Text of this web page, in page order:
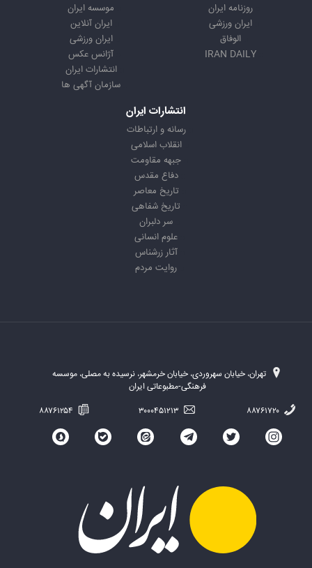
روزنامه ایران
ایران ورزشی
الوفاق
IRAN DAILY
موسسه ایران
ایران آنلاین
ایران ورزشی
آژانس عکس
انتشارات ایران
سازمان آگهی ها
انتشارات ایران
رسانه و ارتباطات
انقلاب اسلامی
جبهه مقاومت
دفاع مقدس
تاریخ معاصر
تاریخ شفاهی
سر دلبران
علوم انسانی
آثار زرشناس
روایت مردم
تهران، خیابان سهروردی، خیابان خرمشهر، نرسیده به مصلی، موسسه
فرهنگی-مطبوعاتی ایران